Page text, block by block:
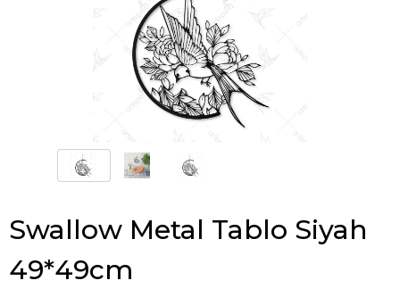
Swallow Metal Tablo Siyah
49*49cm